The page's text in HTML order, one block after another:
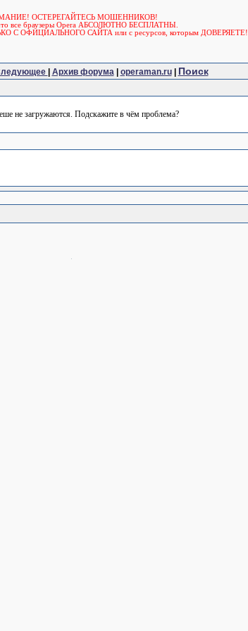
ОСТЕРЕГАЙТЕСЬ МОШЕННИКОВ!
все браузеры Opera АБСОЛЮТНО БЕСПЛАТНЫ.
С ОФИЦИАЛЬНОГО САЙТА или с ресурсов, которым ДОВЕРЯЕТЕ!
Архив форума| operaman.ru| Поиск
не загружаются. Подскажите в чём проблема?